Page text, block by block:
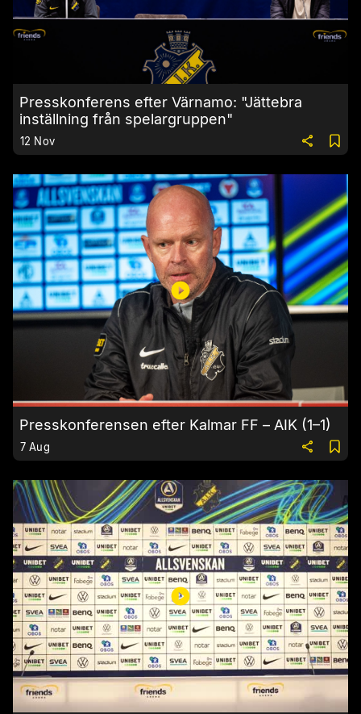
Presskonferens efter Värnamo: "Jättebra
inställning från spelargruppen"
12 Nov
Presskonferensen efter Kalmar FF – AIK (1–1)
7 Aug